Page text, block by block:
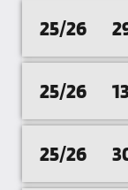
25/26
25/26
25/26